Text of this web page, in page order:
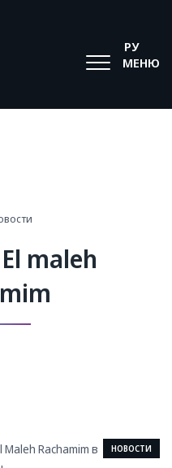
МЕНЮ
РУ
maleh
НОВОСТИ